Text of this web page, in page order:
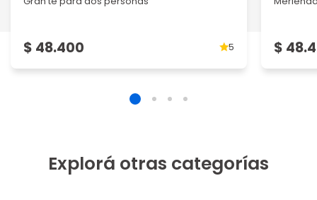
$ 48.400 5 $
Explorá otras categorías